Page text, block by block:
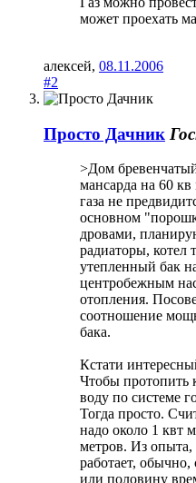
может проехать
алексей, 08.11.2006
#2
Просто Дачник
>Дом
мансарда на 60
газа не
основном
дровами,
радиаторы, котел
утепленный бак
центробежным
отопления.
соотношение
бака.
Кстати
Чтобы протопить
воду по системе
Тогда просто.
надо около 1 квт
метров. Из опыта,
работает,
или половину